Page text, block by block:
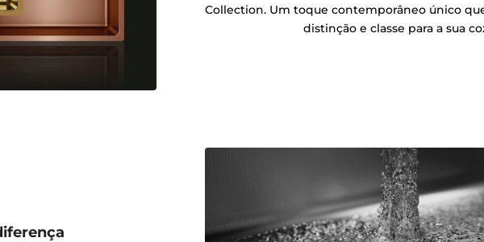
Collection. Um toque contemporâneo único
distinção e classe para a sua